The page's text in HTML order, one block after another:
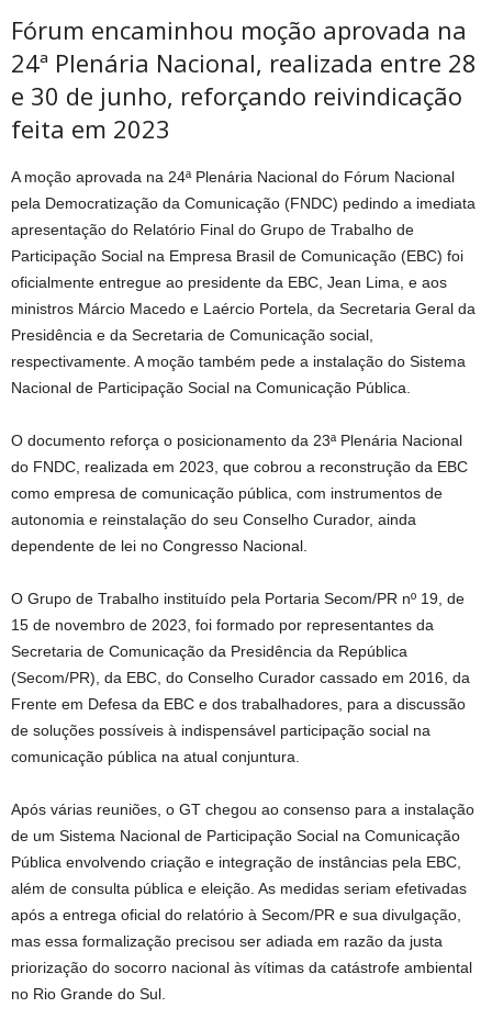
Fórum encaminhou moção aprovada na
24ª Plenária Nacional, realizada entre 28
e 30 de junho, reforçando reivindicação
feita em 2023
A moção aprovada na 24ª Plenária Nacional do Fórum Nacional
pela Democratização da Comunicação (FNDC) pedindo a imediata
apresentação do Relatório Final do Grupo de Trabalho de
Participação Social na Empresa Brasil de Comunicação (EBC) foi
oficialmente entregue ao presidente da EBC, Jean Lima, e aos
ministros Márcio Macedo e Laércio Portela, da Secretaria Geral da
Presidência e da Secretaria de Comunicação social,
respectivamente. A moção também pede a instalação do Sistema
Nacional de Participação Social na Comunicação Pública.
O documento reforça o posicionamento da 23ª Plenária Nacional
do FNDC, realizada em 2023, que cobrou a reconstrução da EBC
como empresa de comunicação pública, com instrumentos de
autonomia e reinstalação do seu Conselho Curador, ainda
dependente de lei no Congresso Nacional.
O Grupo de Trabalho instituído pela Portaria Secom/PR nº 19, de
15 de novembro de 2023, foi formado por representantes da
Secretaria de Comunicação da Presidência da República
(Secom/PR), da EBC, do Conselho Curador cassado em 2016, da
Frente em Defesa da EBC e dos trabalhadores, para a discussão
de soluções possíveis à indispensável participação social na
comunicação pública na atual conjuntura.
Após várias reuniões, o GT chegou ao consenso para a instalação
de um Sistema Nacional de Participação Social na Comunicação
Pública envolvendo criação e integração de instâncias pela EBC,
além de consulta pública e eleição. As medidas seriam efetivadas
após a entrega oficial do relatório à Secom/PR e sua divulgação,
mas essa formalização precisou ser adiada em razão da justa
priorização do socorro nacional às vítimas da catástrofe ambiental
no Rio Grande do Sul.